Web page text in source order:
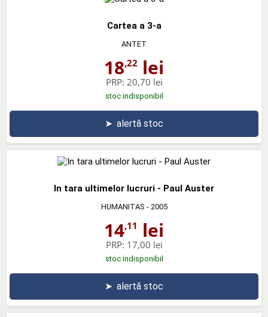
Cartea a 3-a
ANTET
18,22 lei
PRP: 20,70 lei
stoc indisponibil
➤ alertă stoc
In tara ultimelor lucruri - Paul Auster
HUMANITAS - 2005
14,11 lei
PRP: 17,00 lei
stoc indisponibil
➤ alertă stoc